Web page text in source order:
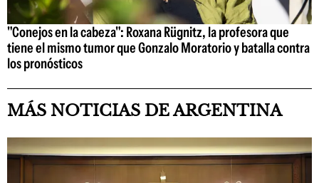
"Conejos en la cabeza": Roxana Rügnitz, la profesora que
tiene el mismo tumor que Gonzalo Moratorio y batalla contra
los pronósticos
MÁS NOTICIAS DE ARGENTINA